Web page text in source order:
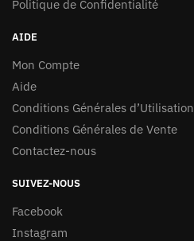
Politique de Confidentialité
AIDE
Mon Compte
Aide
Conditions Générales d’Utilisation
Conditions Générales de Vente
Contactez-nous
SUIVEZ-NOUS
Facebook
Instagram